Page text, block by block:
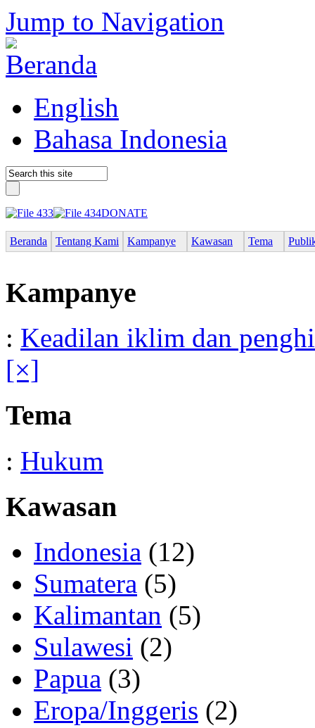
Jump to Navigation
English
Bahasa Indonesia
DONATE
Beranda Tentang Kami Kampanye Kawasan Tema
Kampanye
: Keadilan iklim dan
[×]
Tema
: Hukum
Kawasan
Indonesia (12)
Sumatera (5)
Kalimantan (5)
Sulawesi (2)
Papua (3)
Eropa/Inggeris (2)